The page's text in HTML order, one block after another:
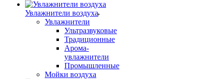
Увлажнители воздуха
Увлажнители
Ультразвуковые
Традиционные
Арома-
увлажнители
Промышленные
Мойки воздуха